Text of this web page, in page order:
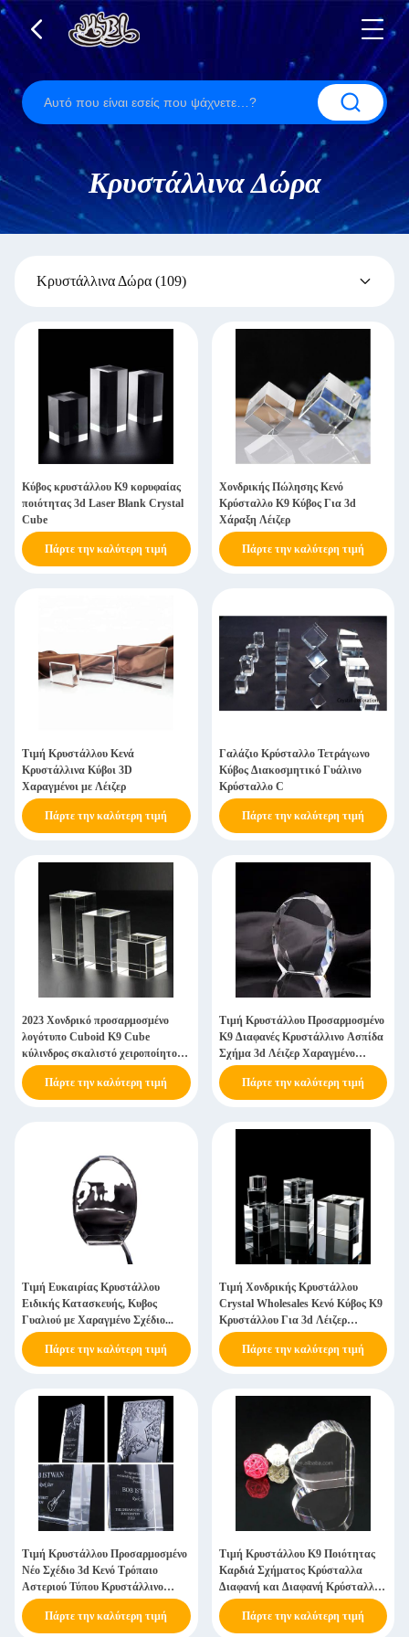
Κρυστάλλινα Δώρα
Κρυστάλλινα Δώρα (109)
Κύβος κρυστάλλου K9 κορυφαίας
ποιότητας 3d Laser Blank Crystal
Cube
Πάρτε την καλύτερη τιμή
Χονδρικής Πώλησης Κενό
Κρύσταλλο K9 Κύβος Για 3d
Χάραξη Λέιζερ
Πάρτε την καλύτερη τιμή
Τιμή Κρυστάλλου Κενά
Κρυστάλλινα Κύβοι 3D
Χαραγμένοι με Λέιζερ
Πάρτε την καλύτερη τιμή
Γαλάζιο Κρύσταλλο Τετράγωνο
Κύβος Διακοσμητικό Γυάλινο
Κρύσταλλο C
Πάρτε την καλύτερη τιμή
2023 Χονδρικό προσαρμοσμένο
λογότυπο Cuboid K9 Cube
κύλινδρος σκαλιστό χειροποίητο
κρύσταλλο Wal Art Glass
Πάρτε την καλύτερη τιμή
Τιμή Κρυστάλλου Προσαρμοσμένο
K9 Διαφανές Κρυστάλλινο Ασπίδα
Σχήμα 3d Λέιζερ Χαραγμένο
Κρυστάλλινο Βραβείο Πλάκα
Πάρτε την καλύτερη τιμή
Τιμή Ευκαιρίας Κρυστάλλου
Ειδικής Κατασκευής, Κυβος
Γυαλιού με Χαραγμένο Σχέδιο...
Πάρτε την καλύτερη τιμή
Τιμή Χονδρικής Κρυστάλλου
Crystal Wholesales Κενό Κύβος K9
Κρυστάλλου Για 3d Λέιζερ
Επιφανειακή Χάραξη
Προμηθευτής Κατασκευής
Κρυστάλλων
Πάρτε την καλύτερη τιμή
Τιμή Κρυστάλλου Προσαρμοσμένο
Νέο Σχέδιο 3d Κενό Τρόπαιο
Αστεριού Τύπου Κρυστάλλινο
Βραβείο Κρυστάλλινο Κύπελλο Για
Διακοσμήσεις Σπιτιού
Πάρτε την καλύτερη τιμή
Τιμή Κρυστάλλου K9 Ποιότητας
Καρδιά Σχήματος Κρύσταλλα
Διαφανή και Διαφανή Κρύσταλλα
για 3d Laser
Πάρτε την καλύτερη τιμή